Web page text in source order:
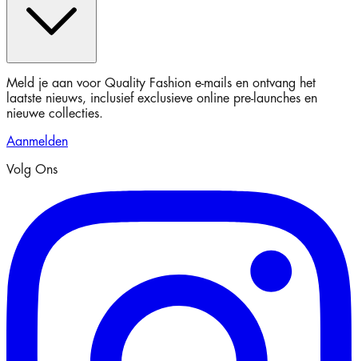
Meld je aan voor Quality Fashion e-mails en ontvang het
laatste nieuws, inclusief exclusieve online pre-launches en
nieuwe collecties.
Aanmelden
Volg Ons